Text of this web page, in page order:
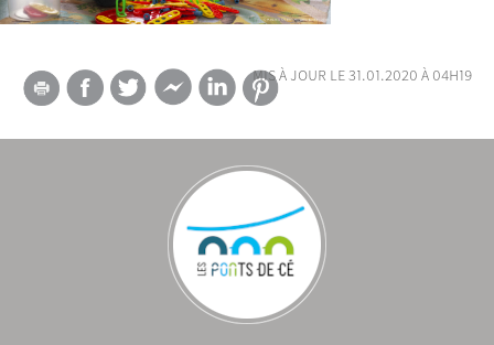
mis à jour le 31.01.2020 à 04h19